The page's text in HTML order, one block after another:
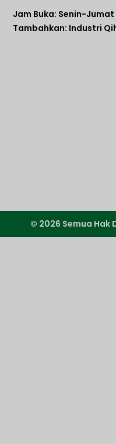
Jam Buka: Senin-
Tambahkan: Industri
© 2026 Semua Hak